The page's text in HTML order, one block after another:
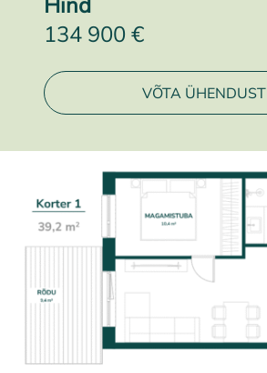
134 900 €
VÕTA ÜHENDUST